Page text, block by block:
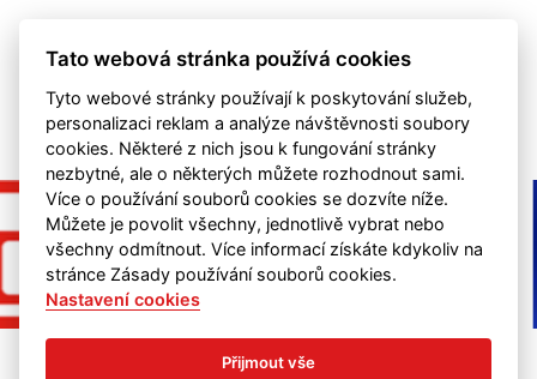
Tato webová stránka používá cookies
Tyto webové stránky používají k poskytování služeb,
personalizaci reklam a analýze návštěvnosti soubory
cookies. Některé z nich jsou k fungování stránky
nezbytné, ale o některých můžete rozhodnout sami.
Více o používání souborů cookies se dozvíte níže.
Můžete je povolit všechny, jednotlivě vybrat nebo
všechny odmítnout. Více informací získáte kdykoliv na
stránce Zásady používání souborů cookies.
Nastavení cookies
Přijmout vše